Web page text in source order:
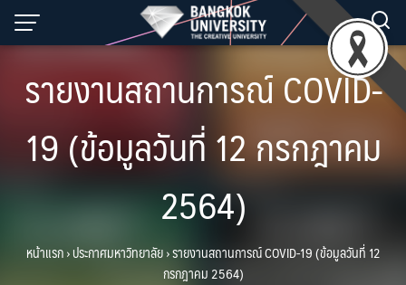
Skip
รายงานสถานการณ์ COVID-
19 (ข้อมูลวันที่ 12 กรกฎาคม
2564)
หน้าแรก›ประกาศมหาวิทยาลัย›รายงานสถานการณ์ COVID-19 (ข้อมูลวันที่ 12
กรกฎาคม 2564)